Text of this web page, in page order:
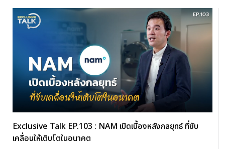
Exclusive Talk EP.103 : NAM เปิดเบื้องหลังกลยุทธ์ ที่ขับ
เคลื่อนให้เติบโตในอนาคต